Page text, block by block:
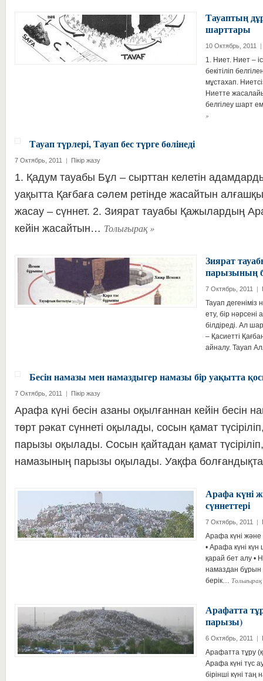
Тауаптың
шарттары
10 Октябрь, 2011 |
1. Ниет. Ниет –
бекітіліп
мұстахап.
Ниетте
белгілеу шарт
»
Тауап түрлері, Тауап бес түрге бөлінеді
7 Октябрь, 2011 | Пікір жазу
1. Қадум тауабы Бұл – сырттан келетін
уақытта Қағбаға сәлем ретінде жасайтын
жасау – сүннет. 2. Зиярат тауабы Қажылардың
кейін жасайтын… Толығырақ»
Зиярат
парызының
7 Октябрь, 2011 |
Тауап дегеніміз
ету, бір
білдіреді. Ал
– Қасиетті
айналу. Тауап
Бесін намазы мен намаздыгер намазы бір уақытта
7 Октябрь, 2011 | Пікір жазу
Арафа күні бесін азаны оқылғаннан кейін бесін
төрт рәкат сүннеті оқылады, сосын қамат
парызы оқылады. Сосын қайтадан қамат
намазының парызы оқылады. Уақфа
Арафа күні
сүннеттері
7 Октябрь, 2011 |
Арафа күні және
• Арафа күні
қарай бет алу •
намаздан бұрын
берік… Толығырақ
Арафатта
парызы)
6 Октябрь, 2011 |
Арафатта тұру
Арафа күні түс
бірінші күні